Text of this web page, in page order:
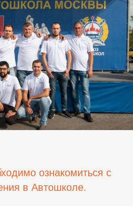
ознакомиться с
в Автошколе.